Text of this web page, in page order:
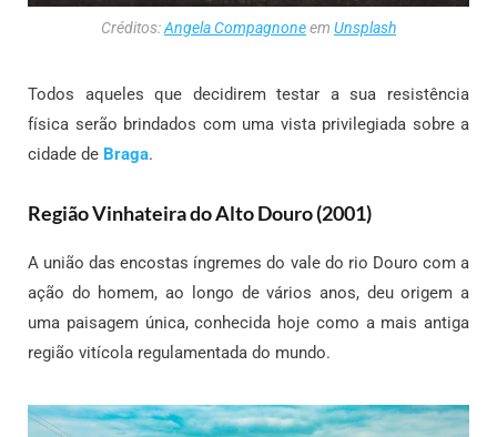
Créditos:Angela Compagnoneem Unsplash
Todos aqueles que decidirem testar a sua resistência
física serão brindados com uma vista privilegiada sobre a
cidade de Braga.
Região Vinhateira do Alto Douro (2001)
A união das encostas íngremes do vale do rio Douro com a
ação do homem, ao longo de vários anos, deu origem a
uma paisagem única, conhecida hoje como a mais antiga
região vitícola regulamentada do mundo.